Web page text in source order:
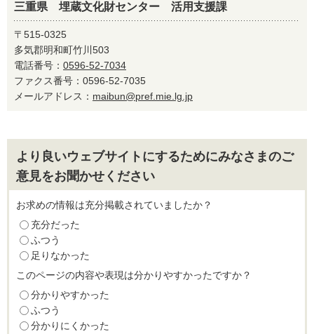
三重県 埋蔵文化財センター 活用支援課
〒515-0325
多気郡明和町竹川503
電話番号： 0596-52-7034
ファクス番号：0596-52-7035
メールアドレス： maibun@pref.mie.lg.jp
より良いウェブサイトにするためにみなさまのご
意見をお聞かせください
お求めの情報は充分掲載されていましたか？
充分だった
ふつう
足りなかった
このページの内容や表現は分かりやすかったですか？
分かりやすかった
ふつう
分かりにくかった